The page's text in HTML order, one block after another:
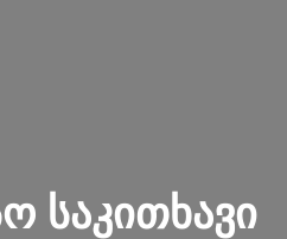
საკითხავი